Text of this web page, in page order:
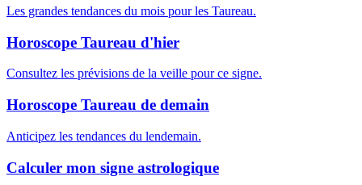
Les grandes tendances du mois pour les Taureau.
Horoscope Taureau d'hier
Consultez les prévisions de la veille pour ce signe.
Horoscope Taureau de demain
Anticipez les tendances du lendemain.
Calculer mon signe astrologique